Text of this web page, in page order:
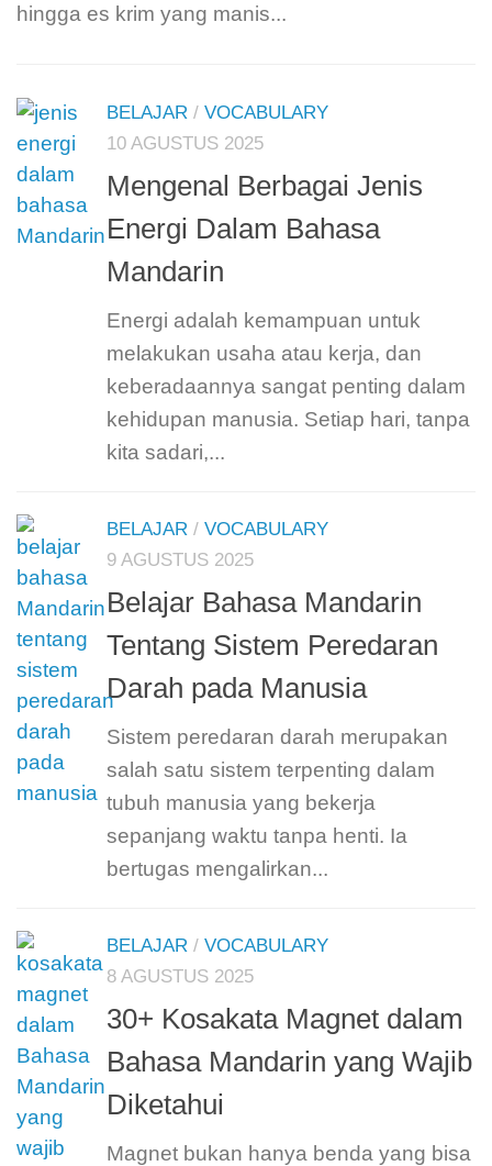
hingga es krim yang manis...
BELAJAR / VOCABULARY
10 AGUSTUS 2025
Mengenal Berbagai Jenis
Energi Dalam Bahasa
Mandarin
Energi adalah kemampuan untuk
melakukan usaha atau kerja, dan
keberadaannya sangat penting dalam
kehidupan manusia. Setiap hari, tanpa
kita sadari,...
BELAJAR / VOCABULARY
9 AGUSTUS 2025
Belajar Bahasa Mandarin
Tentang Sistem Peredaran
Darah pada Manusia
Sistem peredaran darah merupakan
salah satu sistem terpenting dalam
tubuh manusia yang bekerja
sepanjang waktu tanpa henti. Ia
bertugas mengalirkan...
BELAJAR / VOCABULARY
8 AGUSTUS 2025
30+ Kosakata Magnet dalam
Bahasa Mandarin yang Wajib
Diketahui
Magnet bukan hanya benda yang bisa